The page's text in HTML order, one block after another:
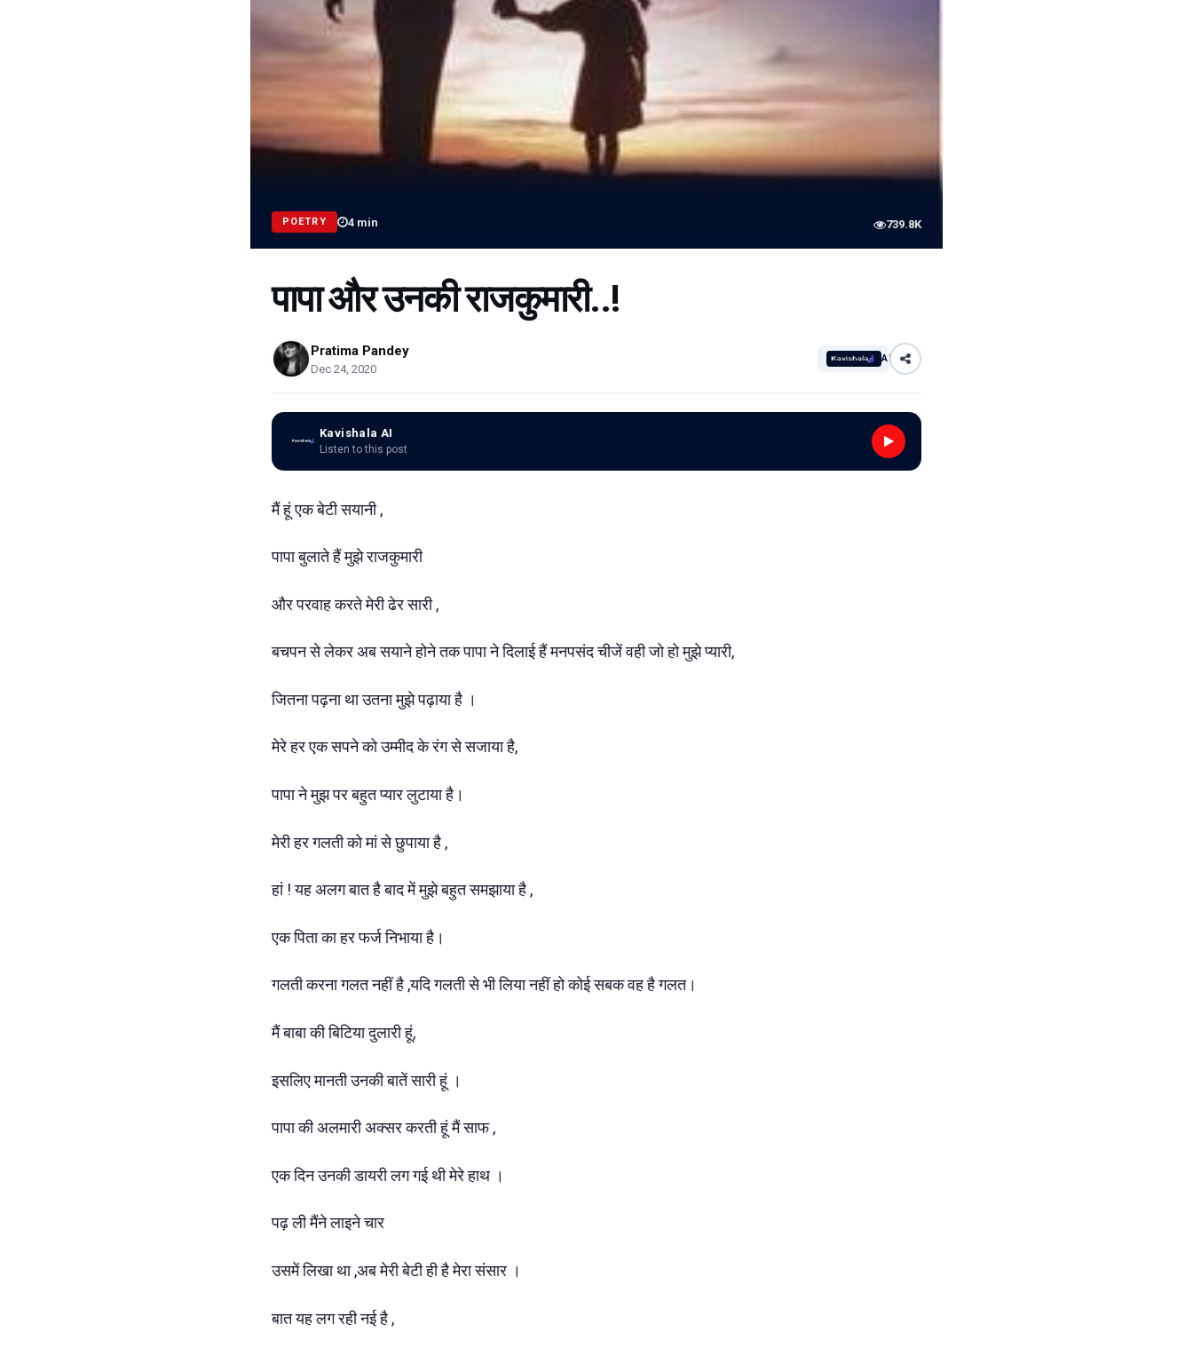
POETRY 4min 739.8K
पापा और उनकी राजकुमारी..!
Pratima Pandey
Dec 24, 2020
AI
Kavishala AI
Listen to this post
मैं हूं एक बेटी सयानी ,
पापा बुलाते हैं मुझे राजकुमारी
और परवाह करते मेरी ढेर सारी ,
बचपन से लेकर अब सयाने होने तक पापा ने दिलाई हैं मनपसंद चीजें वही जो हो मुझे प्यारी,
जितना पढ़ना था उतना मुझे पढ़ाया है ।
मेरे हर एक सपने को उम्मीद के रंग से सजाया है,
पापा ने मुझ पर बहुत प्यार लुटाया है।
मेरी हर गलती को मां से छुपाया है ,
हां ! यह अलग बात है बाद में मुझे बहुत समझाया है ,
एक पिता का हर फर्ज निभाया है।
गलती करना गलत नहीं है ,यदि गलती से भी लिया नहीं हो कोई सबक वह है गलत।
मैं बाबा की बिटिया दुलारी हूं,
इसलिए मानती उनकी बातें सारी हूं ।
पापा की अलमारी अक्सर करती हूं मैं साफ ,
एक दिन उनकी डायरी लग गई थी मेरे हाथ ।
पढ़ ली मैंने लाइने चार
उसमें लिखा था ,अब मेरी बेटी ही है मेरा संसार ।
बात यह लग रही नई है ,